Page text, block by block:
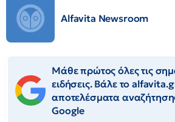
Alfavita Newsroom
Μάθε πρώτος όλες τις
ειδήσεις. Βάλε το
αποτελέσματα
Google